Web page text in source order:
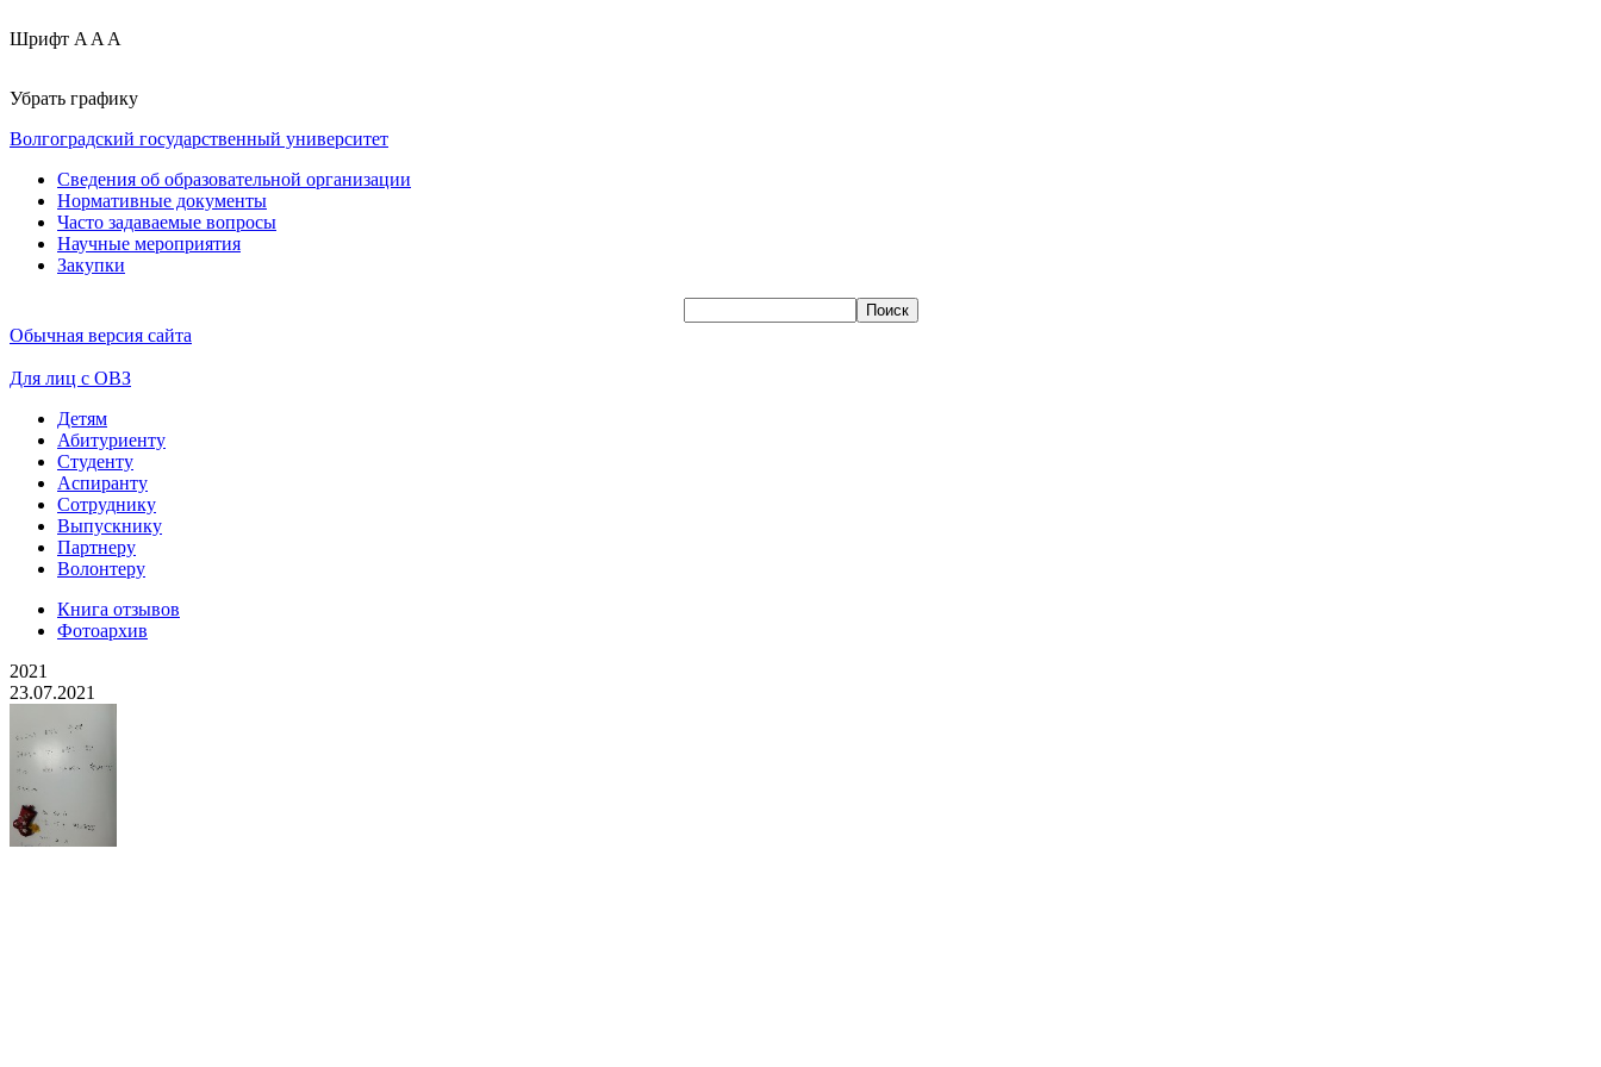
Шрифт A A A
Убрать графику
Волгоградский государственный университет
Сведения об образовательной организации
Нормативные документы
Часто задаваемые вопросы
Научные мероприятия
Закупки
Обычная версия сайта
Для лиц с ОВЗ
Детям
Абитуриенту
Студенту
Аспиранту
Сотруднику
Выпускнику
Партнеру
Волонтеру
Книга отзывов
Фотоархив
2021
23.07.2021